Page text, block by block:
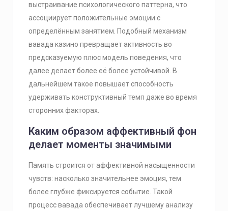
выстраивание психологического паттерна, что
ассоциирует положительные эмоции с
определённым занятием. Подобный механизм
вавада казино превращает активность во
предсказуемую плюс модель поведения, что
далее делает более её более устойчивой. В
дальнейшем такое повышает способность
удерживать конструктивный темп даже во время
сторонних факторах.
Каким образом аффективный фон
делает моменты значимыми
Память строится от аффективной насыщенности
чувств: насколько значительнее эмоция, тем
более глубже фиксируется событие. Такой
процесс вавада обеспечивает лучшему анализу